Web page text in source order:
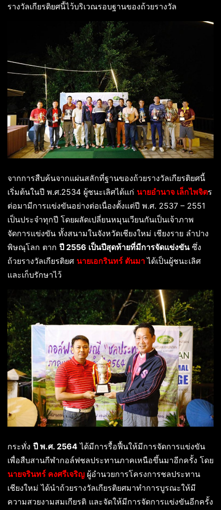
รางวัลเกียรติยศนี้ไว้บริเวณรอบฐานของถ้วยรางวัล
จากการสืบค้นจากแผ่นสลักที่ฐานของถ้วยรางวัลเกียรติยศนี้
เริ่มต้นในปี พ.ศ.2534 ผู้ชนะเลิศได้แก่ นายอำนาจ เล็กไพจิตร
ต่อมามีการแข่งขันอย่างต่อเนื่องตั้งแต่ปี พ.ศ. 2537 – 2551
เป็นประจำทุกปี โดยผลัดเปลี่ยนหมุนเวียนกันเป็นเจ้าภาพ
จัดการแข่งขัน ทั้งสนามในจังหวัดเชียงใหม่ เชียงราย ลำปาง
พิษณุโลก ตาก ปี 2556 เป็นปีสุดท้ายที่มีการจัดแข่งขันซึ่ง
ถ้วยรางวัลเกียรติยศ นายเอกรินทร์ ตันมา ได้เป็นผู้ชนะเลิศ
และเก็บรักษาไว้
กระทั่ง ปี พ.ศ. 2564 ได้มีการรื้อฟื้นให้มีการจัดการแข่งขัน
เพื่อสืบสานกีฬากอล์ฟชลประทานภาคเหนือขึ้นมาอีกครั้ง โดย
นายจรินทร์ คงศรีเจริญ ผู้อำนวยการโครงการชลประทาน
เชียงใหม่ ได้นำถ้วยรางวัลเกียรติยศมาทำการบูรณะให้มี
ความสวยงามสมเกียรติ และจัดให้มีการจัดการแข่งขันอีกครั้ง